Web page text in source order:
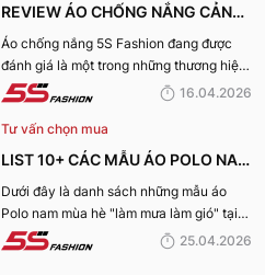
REVIEW ÁO CHỐNG NẮNG CẢN
TIA UV, CHỐNG NẮNG TỐT NHẤT
CỦA 5S FASHION 2026
Áo chống nắng 5S Fashion đang được
đánh giá là một trong những thương hiệu
áo đáng mua hàng đầu hiện nay. Vậy
giá tích cực đến vậy? Cùng đi hết bài
viết nhé!
16.04.2026
Tư vấn chọn mua
LIST 10+ CÁC MẪU ÁO POLO NAM
MÙA HÈ BÁN CHẠY NHẤT CỦA 5S
FASHION 2026
Dưới đây là danh sách những mẫu áo
Polo nam mùa hè "làm mưa làm gió" tại
hệ thống 5S Fashion mà bất kỳ quý ông
25.04.2026